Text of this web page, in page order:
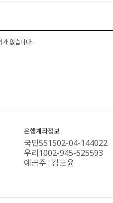
가 없습니다.
은행계좌정보
국민551502-04-144022
우리1002-945-525593
예금주 : 김도윤